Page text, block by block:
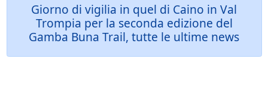
Giorno di vigilia in quel di Caino in Val
Trompia per la seconda edizione del
Gamba Buna Trail, tutte le ultime news